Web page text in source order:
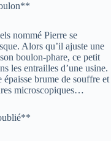
nommé Pierre se
Alors qu’il ajuste une
boulon-phare, ce petit
les entrailles d’une usine.
épaisse brume de souffre et
microscopiques…